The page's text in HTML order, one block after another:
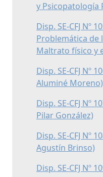
y Psicopatología
Disp. SE-CFJ Nº
Problemática de
Maltrato físico y
Disp. SE-CFJ Nº
Aluminé Moreno)
Disp. SE-CFJ Nº
Pilar González)
Disp. SE-CFJ Nº
Agustín Brinso)
Disp. SE-CFJ Nº